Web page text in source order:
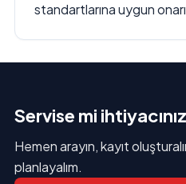
standartlarına uygun
Servise mi
Hemen arayın, kayıt
planlayalım.